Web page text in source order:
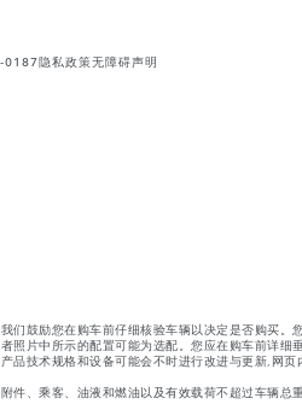
0187隐私政策无障碍声明
鼓励您在购车前仔细核验车辆以决定是否购买
片中所示的配置可能为选配。您应在购车前详
技术规格和设备可能会不时进行改进与更新,网
、乘客、油液和燃油以及有效载荷不超过车辆总重